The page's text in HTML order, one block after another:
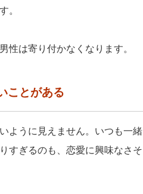
。
性は寄り付かなくなります。
ことがある
ように見えません。いつも一緒
すぎるのも、恋愛に興味なさそ